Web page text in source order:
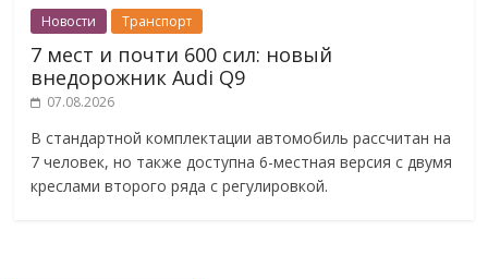
Новости Транспорт
7 мест и почти 600 сил: новый
внедорожник Audi Q9
07.08.2026
В стандартной комплектации автомобиль рассчитан на
7 человек, но также доступна 6-местная версия с двумя
креслами второго ряда с регулировкой.